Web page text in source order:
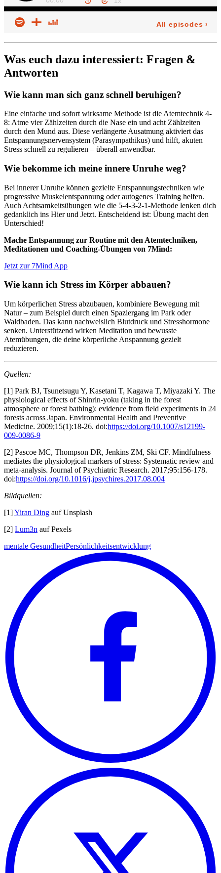
Was euch dazu interessiert: Fragen &
Antworten
Wie kann man sich ganz schnell beruhigen?
Eine einfache und sofort wirksame Methode ist die Atemtechnik 4-
8: Atme vier Zählzeiten durch die Nase ein und acht Zählzeiten
durch den Mund aus. Diese verlängerte Ausatmung aktiviert das
Entspannungsnervensystem (Parasympathikus) und hilft, akuten
Stress schnell zu regulieren – überall anwendbar.
Wie bekomme ich meine innere Unruhe weg?
Bei innerer Unruhe können gezielte Entspannungstechniken wie
progressive Muskelentspannung oder autogenes Training helfen.
Auch Achtsamkeitsübungen wie die 5-4-3-2-1-Methode lenken dich
gedanklich ins Hier und Jetzt. Entscheidend ist: Übung macht den
Unterschied!
Mache Entspannung zur Routine mit den Atemtechniken,
Meditationen und Coaching-Übungen von 7Mind:
Jetzt zur 7Mind App
Wie kann ich Stress im Körper abbauen?
Um körperlichen Stress abzubauen, kombiniere Bewegung mit
Natur – zum Beispiel durch einen Spaziergang im Park oder
Waldbaden. Das kann nachweislich Blutdruck und Stresshormone
senken. Unterstützend wirken Meditation und bewusste
Atemübungen, die deine körperliche Anspannung gezielt
reduzieren.
Quellen:
[1] Park BJ, Tsunetsugu Y, Kasetani T, Kagawa T, Miyazaki Y. The
physiological effects of Shinrin-yoku (taking in the forest
atmosphere or forest bathing): evidence from field experiments in 24
forests across Japan. Environmental Health and Preventive
Medicine. 2009;15(1):18-26. doi:https://doi.org/10.1007/s12199-
009-0086-9
[2] Pascoe MC, Thompson DR, Jenkins ZM, Ski CF. Mindfulness
mediates the physiological markers of stress: Systematic review and
meta-analysis. Journal of Psychiatric Research. 2017;95:156-178.
doi:https://doi.org/10.1016/j.jpsychires.2017.08.004
Bildquellen:
[1]Yiran Ding auf Unsplash
[2] Lum3n auf Pexels
mentale GesundheitPersönlichkeitsentwicklung